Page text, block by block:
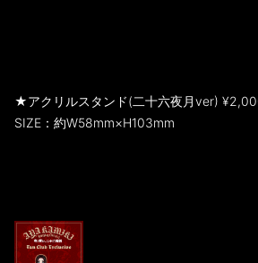
★アクリルスタンド(二十六夜月ver)
SIZE：約W58mm×H103mm